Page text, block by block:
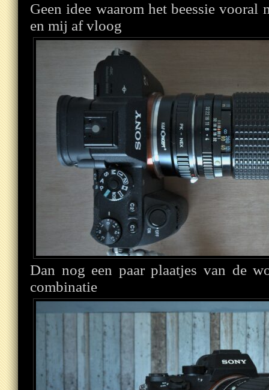
Geen idee waarom het beessie vooral
en mij af vloog
Dan nog een paar plaatjes van de
combinatie